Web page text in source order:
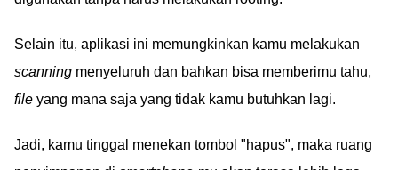
Selain itu, aplikasi ini memungkinkan kamu melakukan
scanning menyeluruh dan bahkan bisa memberimu tahu,
file yang mana saja yang tidak kamu butuhkan lagi.
Jadi, kamu tinggal menekan tombol "hapus", maka ruang